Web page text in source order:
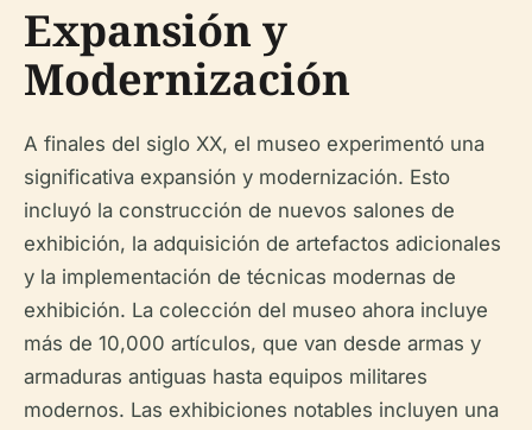
Expansión y
Modernización
A finales del siglo XX, el museo experimentó una
significativa expansión y modernización. Esto
incluyó la construcción de nuevos salones de
exhibición, la adquisición de artefactos adicionales
y la implementación de técnicas modernas de
exhibición. La colección del museo ahora incluye
más de 10,000 artículos, que van desde armas y
armaduras antiguas hasta equipos militares
modernos. Las exhibiciones notables incluyen una